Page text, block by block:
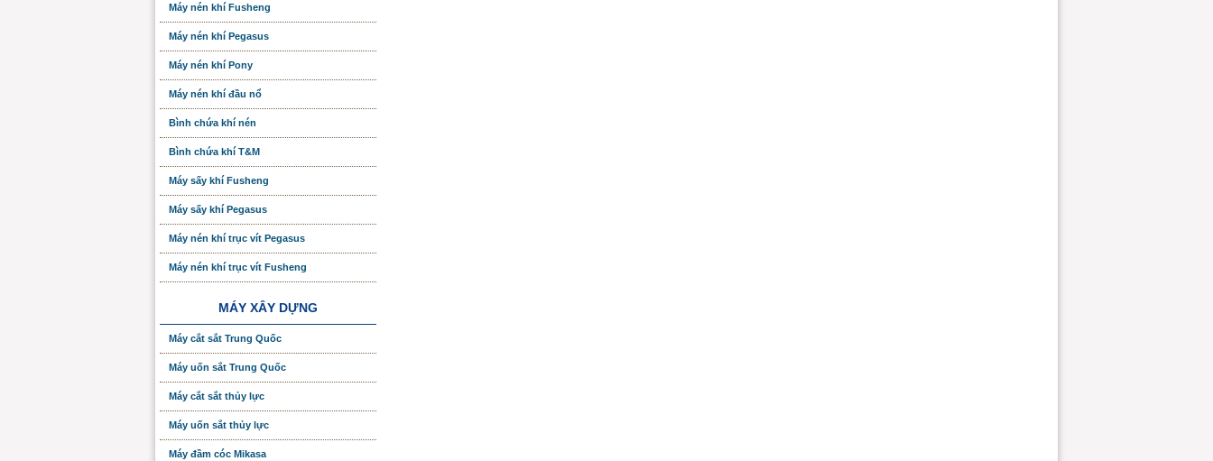
Máy nén khí Fusheng
Máy nén khí Pegasus
Máy nén khí Pony
Máy nén khí đầu nổ
Bình chứa khí nén
Bình chứa khí T&M
Máy sấy khí Fusheng
Máy sấy khí Pegasus
Máy nén khí trục vít Pegasus
Máy nén khí trục vít Fusheng
MÁY XÂY DỰNG
Máy cắt sắt Trung Quốc
Máy uốn sắt Trung Quốc
Máy cắt sắt thủy lực
Máy uốn sắt thủy lực
Máy đầm cóc Mikasa